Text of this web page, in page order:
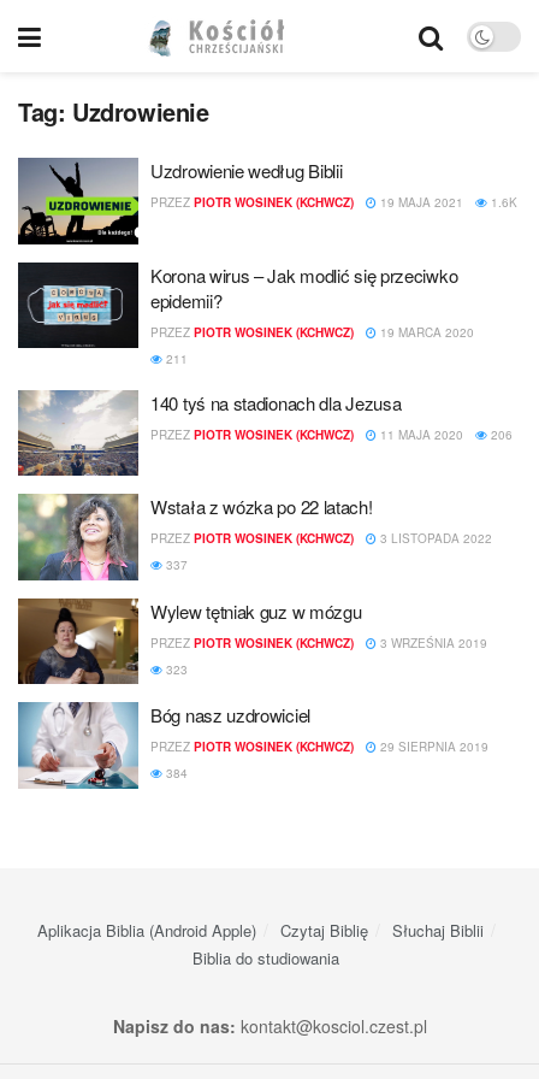
Tag: Uzdrowienie
Uzdrowienie według Biblii
PRZEZ PIOTR WOSINEK (KCHWCZ) 19 MAJA 2021 1.6K
Korona wirus – Jak modlić się przeciwko
epidemii?
PRZEZ PIOTR WOSINEK (KCHWCZ)
19 MARCA 2020
211
140 tyś na stadionach dla Jezusa
PRZEZ PIOTR WOSINEK (KCHWCZ) 11 MAJA 2020 206
Wstała z wózka po 22 latach!
PRZEZ PIOTR WOSINEK (KCHWCZ)
3 LISTOPADA 2022
337
Wylew tętniak guz w mózgu
PRZEZ PIOTR WOSINEK (KCHWCZ)
3 WRZEŚNIA 2019
323
Bóg nasz uzdrowiciel
PRZEZ PIOTR WOSINEK (KCHWCZ)
29 SIERPNIA 2019
384
Aplikacja Biblia (Android Apple) Czytaj Biblię
Słuchaj Biblii
Biblia do studiowania
Napisz do nas: kontakt@kosciol.czest.pl